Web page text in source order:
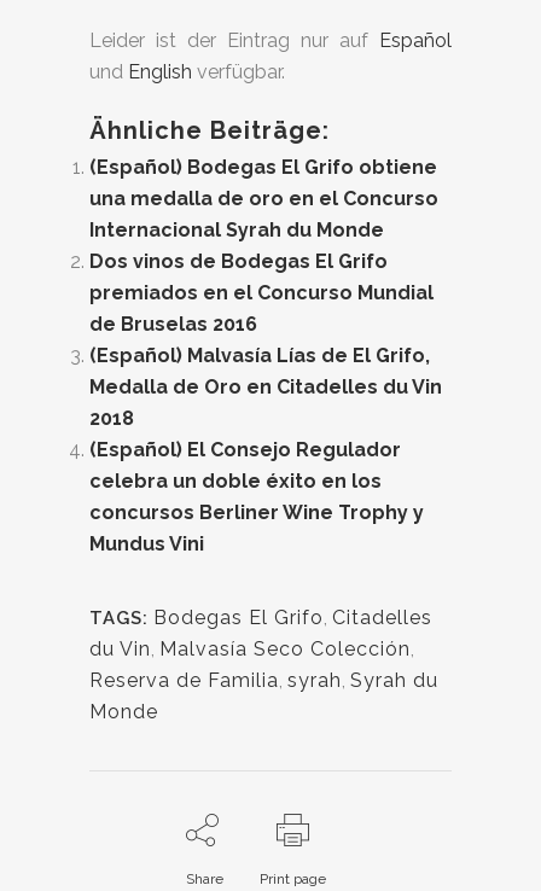
Leider ist der Eintrag nur auf Español
und English verfügbar.
Ähnliche Beiträge:
(Español) Bodegas El Grifo obtiene
una medalla de oro en el Concurso
Internacional Syrah du Monde
Dos vinos de Bodegas El Grifo
premiados en el Concurso Mundial
de Bruselas 2016
(Español) Malvasía Lías de El Grifo,
Medalla de Oro en Citadelles du Vin
2018
(Español) El Consejo Regulador
celebra un doble éxito en los
concursos Berliner Wine Trophy y
Mundus Vini
TAGS: Bodegas El Grifo, Citadelles
du Vin, Malvasía Seco Colección,
Reserva de Familia, syrah, Syrah du
Monde
Share Print page